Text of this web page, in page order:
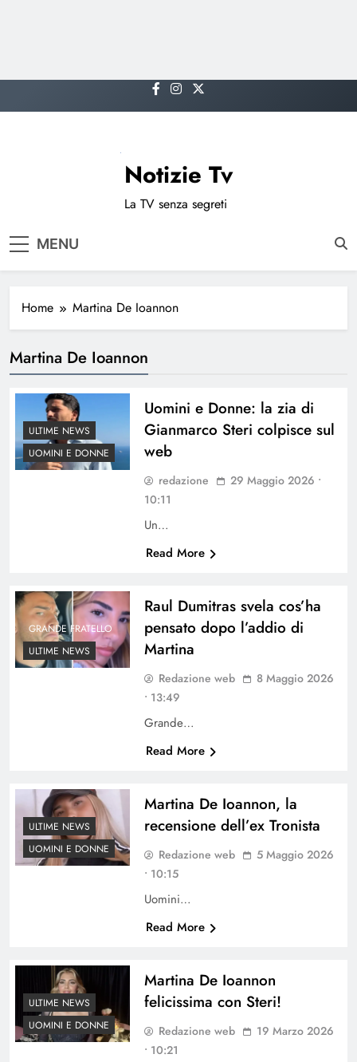
to
Notizie Tv
La TV senza segreti
MENU
Home Martina De Ioannon
Martina De Ioannon
ULTIME NEWS
UOMINI E DONNE
Uomini e Donne: la zia di
Gianmarco Steri colpisce sul
web
redazione
29 Maggio 2026 •
10:11
Un…
Read More
GRANDE FRATELLO
ULTIME NEWS
Raul Dumitras svela cos’ha
pensato dopo l’addio di
Martina
Redazione web
8 Maggio 2026
• 13:49
Grande…
Read More
ULTIME NEWS
UOMINI E DONNE
Martina De Ioannon, la
recensione dell’ex Tronista
Redazione web
5 Maggio 2026
• 10:15
Uomini…
Read More
ULTIME NEWS
UOMINI E DONNE
Martina De Ioannon
felicissima con Steri!
Redazione web
19 Marzo 2026
• 10:21